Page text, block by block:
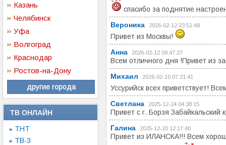
Казань
Челябинск
Уфа
Волгоград
Краснодар
Ростов-на-Дону
другие города
ТВ ОНЛАЙН
ТНТ
ТВ-3
спасибо за поднятие
Вероника
2026-02-12 23:51:48
Привет из Москвы!
Анна
2026-02-12 09:47:27
Всем отличного дня !Привет из
Михаил
2026-02-10 07:21:41
Уссурийск всех приветствует!
Светлана
2025-12-24 04:38:15
Привет с г. Борзя Забайкальский
Галина
2025-12-20 12:17:40
Привет из ИЛАНСКА!!! Всем